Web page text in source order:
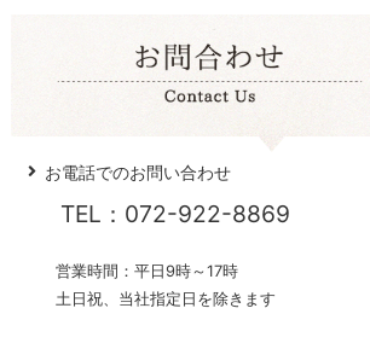
お電話でのお問い合わせ
TEL：072-922-8869
営業時間：平日9時～17時
土日祝、当社指定日を除きます